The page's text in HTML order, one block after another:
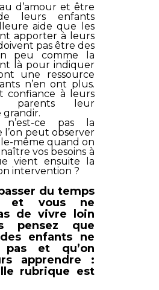
d’amour et être
leurs enfants
aide que les
apporter à leurs
pas être des
peu comme la
là pour indiquer
une ressource
n’en ont plus.
confiance à leurs
parents leur
n’est-ce pas la
l’on peut observer
même quand on
vos besoins à
vient ensuite la
intervention ?
du temps
et vous ne
de vivre loin
pensez que
des enfants ne
pas et qu’on
apprendre :
rubrique est